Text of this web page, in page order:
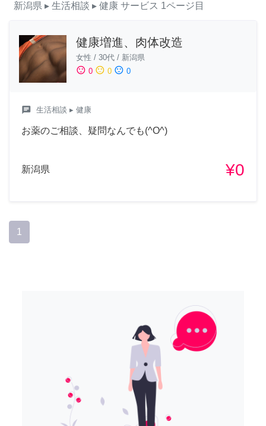
新潟県 ▸ 生活相談 ▸ 健康 サービス 1ページ目
健康増進、肉体改造
女性 / 30代 / 新潟県
sentiment_satisfied 0 sentiment_neutral 0 sentiment_dissatisfied 0
chat 生活相談 ▸ 健康
お薬のご相談、疑問なんでも(^O^)
新潟県 ¥0
1